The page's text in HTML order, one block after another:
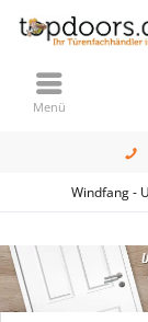
Menü
Windfang -